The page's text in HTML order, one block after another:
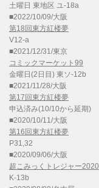
土曜日 東地区 ユ-18a
■2022/10/09/大阪
第18回東方紅楼夢
V12-a
■2021/12/31/東京
コミックマーケット99
金曜日(2日目) 東ソ-12b
■2021/11/28/大阪
第17回東方紅楼夢
申込済み(10/10から延期)
■2020/10/11/大阪
第16回東方紅楼夢
P31,32
■2020/09/06/大阪
超こみっくトレジャー2020
K-13b